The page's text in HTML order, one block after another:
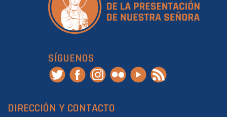
SÍGUENOS
DIRECCIÓN Y CONTACTO